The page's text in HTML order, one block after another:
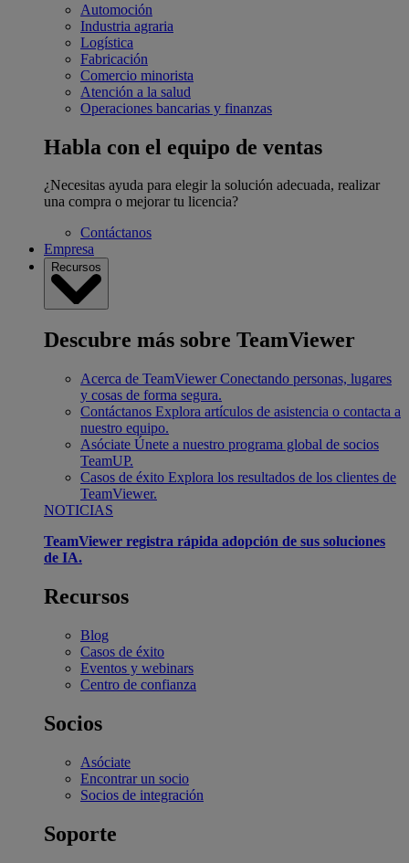
Automoción
Industria agraria
Logística
Fabricación
Comercio minorista
Atención a la salud
Operaciones bancarias y finanzas
Habla con el equipo de ventas
¿Necesitas ayuda para elegir la solución adecuada, realizar
una compra o mejorar tu licencia?
Contáctanos
Empresa
Recursos
Descubre más sobre TeamViewer
Acerca de TeamViewer Conectando personas, lugares
y cosas de forma segura.
Contáctanos Explora artículos de asistencia o contacta a
nuestro equipo.
Asóciate Únete a nuestro programa global de socios
TeamUP.
Casos de éxito Explora los resultados de los clientes de
TeamViewer.
NOTICIAS
TeamViewer registra rápida adopción de sus soluciones
de IA.
Recursos
Blog
Casos de éxito
Eventos y webinars
Centro de confianza
Socios
Asóciate
Encontrar un socio
Socios de integración
Soporte